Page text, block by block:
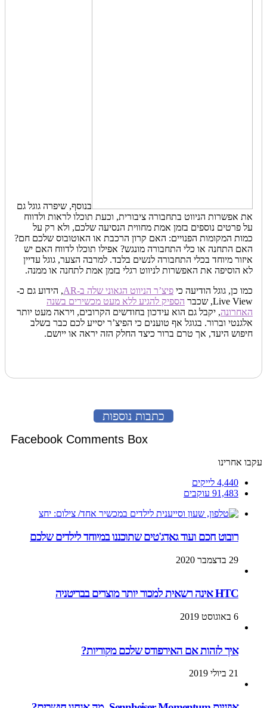
בנוסף, שיפרה גוגל גם
את אפשרות הניווט בתחבורה ציבורית, וכעת תוכלו לראות ולדווח
על פרטים נוספים בזמן אמת מחווית הנסיעה שלכם, ולא רק על
כמות המקומות הפנויים: האם קרון הרכבת או האוטובוס שלכם חם?
האם התחנה או כלי התחבורה מונגש? אפילו תוכלו לדווח האם יש
איזור מיוחד בכלי התחבורה לנשים בלבד. למרבה הצער, גוגל עדיין
לא הוסיפה את האפשרות לניווט רגלי בזמן אמת לתחנה או ממנה.
כמו כן, גוגל הודיעה כי פיצ’ר הניווט הגאוני שלה ב-AR
, הידוע גם כ-
Live View, שכבר
הספיק להגיע ללא מעט מכשירים בשנה
האחרונה, יקבל גם הוא עידכון בחודשים הקרובים, ויראה מעט יותר
אלגנטי וברור. בגוגל אף טוענים כי הפיצ’ר יסייע לכם כבר בשלב
חיפוש היעד, אך טרם ברור כיצד החלק הזה יראה או ייושם.
כתבות נוספות
Facebook Comments Box
עקבו אחרינו
4,440 לייקים
91,483 עוקבים
רובוט חכם ועוד גאדג'טים שתוכננו במיוחד לילדים שלכם
29 בדצמבר 2020
HTC אינה רשאית למכור יותר מוצרים בבריטניה
6 באוגוסט 2019
איך לזהות אם האירפודס שלכם מקוריות?
21 ביולי 2019